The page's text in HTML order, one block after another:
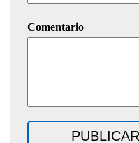
Comentario